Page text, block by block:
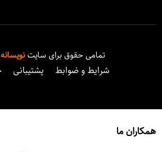
تمامی حقوق برای سایتنویسانه
شرایط و ضوابط پشتیبانی
همکاران ما